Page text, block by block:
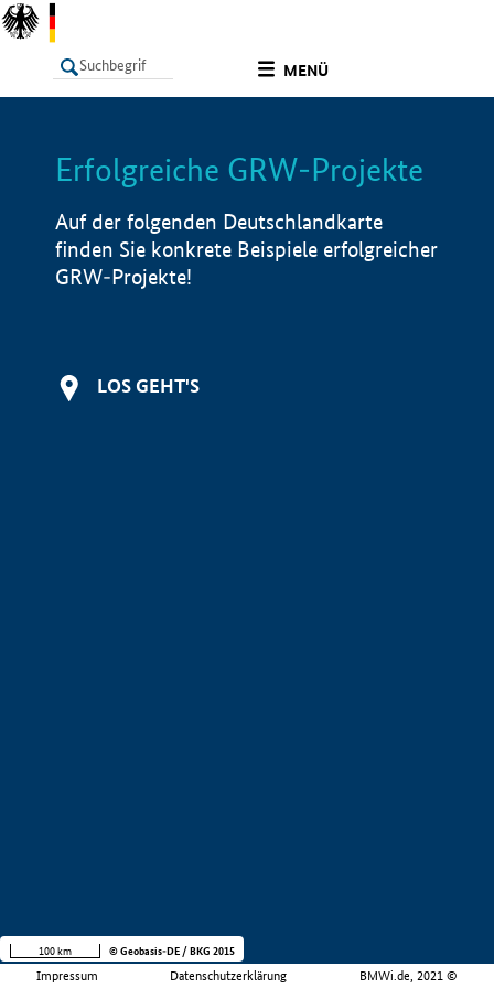
MENÜ
LISTE Info
Erfolgreiche GRW-Projekte
Auf der folgenden Deutschlandkarte
finden Sie konkrete Beispiele erfolgreicher
GRW-Projekte!
LOS GEHT'S
Impressum Datenschutzerklärung BMWi.de, 2021 ©
100 km © Geobasis-DE / BKG 2015